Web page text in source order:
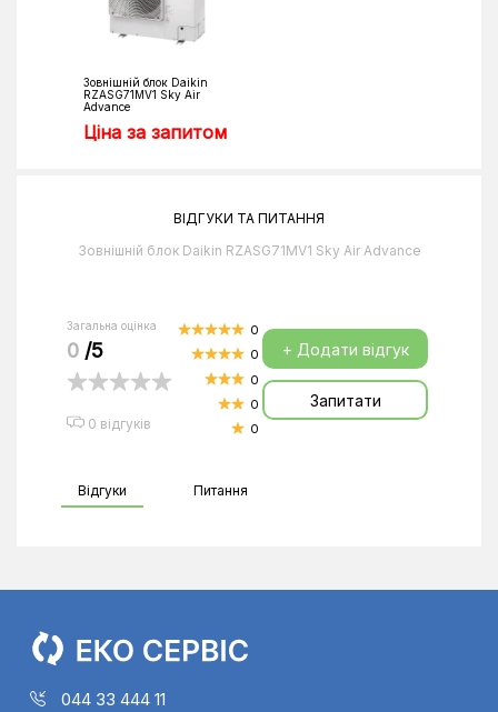
Зовнішній блок Daikin
RZASG71MV1 Sky Air
Advance
Ціна за запитом
ВІДГУКИ ТА ПИТАННЯ
Зовнішній блок Daikin RZASG71MV1 Sky Air Advance
Загальна оцінка
0 /5
0 відгуків
0
0
0
0
0
+ Додати відгук
Запитати
Відгуки Питання
044 33 444 11